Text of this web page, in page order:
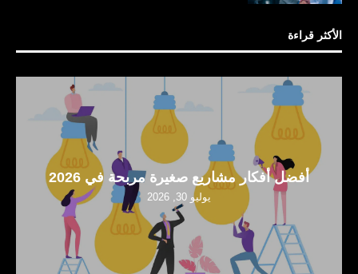
الأكثر قراءة
أفضل أفكار مشاريع صغيرة مربحة في 2026
يوليو 30, 2026